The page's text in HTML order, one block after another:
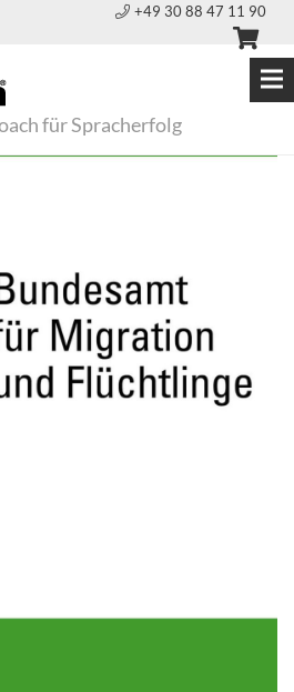
+49 30 88 47 11 90
für Spracherfolg